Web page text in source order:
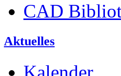
CAD
Aktuelles